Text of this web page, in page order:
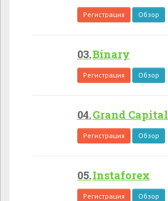
Регистрация Обзор
Binary
Регистрация Обзор
Grand Capital
Регистрация Обзор
Instaforex
Регистрация Обзор